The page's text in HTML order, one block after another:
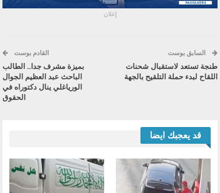
إعلان
السابق بوست
طنجة تستعد لاستقبال شحنات
اللقاح لبدء حملة التلقيح بالجهة
القادم بوست
بميزة مشرف جدا.. الطالب
الباحث عبد العظيم الجوال
الورياغلي ينال دكتوراه في
الحقوق
قد يعجبك ايضا